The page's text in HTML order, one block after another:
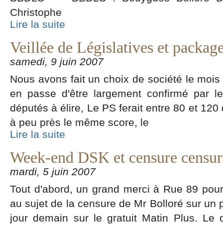
Christophe
Lire la suite
Veillée de Législatives et
samedi, 9 juin 2007
Nous avons fait un choix de société le
en passe d'être largement confirmé par
députés à élire, Le PS ferait entre 80 et
à peu près le même score, le
Lire la suite
Week-end DSK et censure
mardi, 5 juin 2007
Tout d'abord, un grand merci à Rue 89
au sujet de la censure de Mr Bolloré sur un
jour demain sur le gratuit Matin Plus. Le